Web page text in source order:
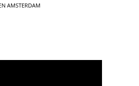
AMSTERDAM